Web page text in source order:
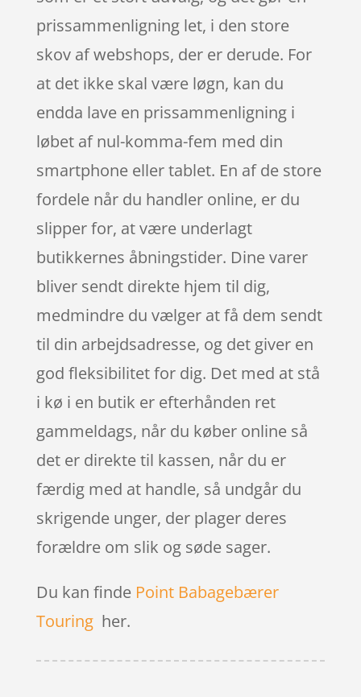
prissammenligning let, i den store
skov af webshops, der er derude. For
at det ikke skal være løgn, kan du
endda lave en prissammenligning i
løbet af nul-komma-fem med din
smartphone eller tablet. En af de store
fordele når du handler online, er du
slipper for, at være underlagt
butikkernes åbningstider. Dine varer
bliver sendt direkte hjem til dig,
medmindre du vælger at få dem sendt
til din arbejdsadresse, og det giver en
god fleksibilitet for dig. Det med at stå
i kø i en butik er efterhånden ret
gammeldags, når du køber online så
det er direkte til kassen, når du er
færdig med at handle, så undgår du
skrigende unger, der plager deres
forældre om slik og søde sager.
Du kan finde Point Babagebærer
Touringher.